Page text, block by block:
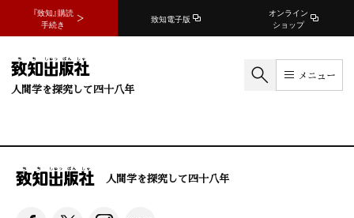
『致知』購読
手続き
致知電子版
オンライン
ショップ
人間学を探究して四十八年
メニュー
人間学を探究して四十八年